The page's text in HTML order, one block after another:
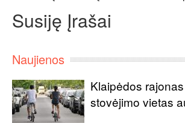
Susiję Įrašai
Naujienos
Klaipėdos
stovėjimo vietas